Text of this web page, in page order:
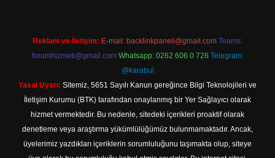
Reklam ve İletişim: E-mail: backlinkpaneli@gmail.com Teams:
forumhizmeti@gmail.com Whatsapp: 0262 606 0 726 Telegram:
@karabul
Yasal Uyarı: Sitemiz, 5651 Sayılı Kanun gereğince Bilgi Teknolojileri ve
İletişim Kurumu (BTK) tarafından onaylanmış bir Yer Sağlayıcı olarak
hizmet vermektedir. Bu nedenle, sitedeki içerikleri proaktif olarak
denetleme veya araştırma yükümlülüğümüz bulunmamaktadır. Ancak,
üyelerimiz yazdıkları içeriklerin sorumluluğunu taşımakta olup, siteye